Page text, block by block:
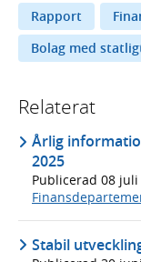
Rapport
Bolag med
Relaterat
Årlig
2025
Publicerad 08 juli
Stabil